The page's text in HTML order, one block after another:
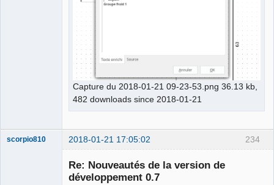
Capture du 2018-01-21 09-23-53.png 36.13 kb,
482 downloads since 2018-01-21
234
scorpio810 2018-01-21 17:05:02
Re: Nouveautés de la version de
développement 0.7